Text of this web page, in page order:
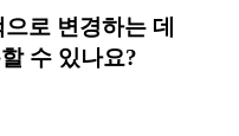
로 변경하는 데
수 있나요?